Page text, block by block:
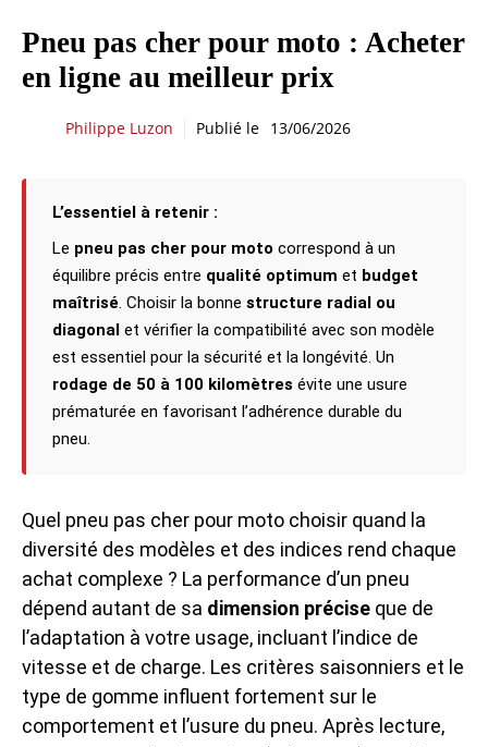
Pneu pas cher pour moto : Acheter
en ligne au meilleur prix
Philippe Luzon Publié le 13/06/2026
L’essentiel à retenir :
Le pneu pas cher pour moto correspond à un
équilibre précis entre qualité optimum et budget
maîtrisé. Choisir la bonne structure radial ou
diagonal et vérifier la compatibilité avec son modèle
est essentiel pour la sécurité et la longévité. Un
rodage de 50 à 100 kilomètres évite une usure
prématurée en favorisant l’adhérence durable du
pneu.
Quel pneu pas cher pour moto choisir quand la
diversité des modèles et des indices rend chaque
achat complexe ? La performance d’un pneu
dépend autant de sa dimension précise que de
l’adaptation à votre usage, incluant l’indice de
vitesse et de charge. Les critères saisonniers et le
type de gomme influent fortement sur le
comportement et l’usure du pneu. Après lecture,